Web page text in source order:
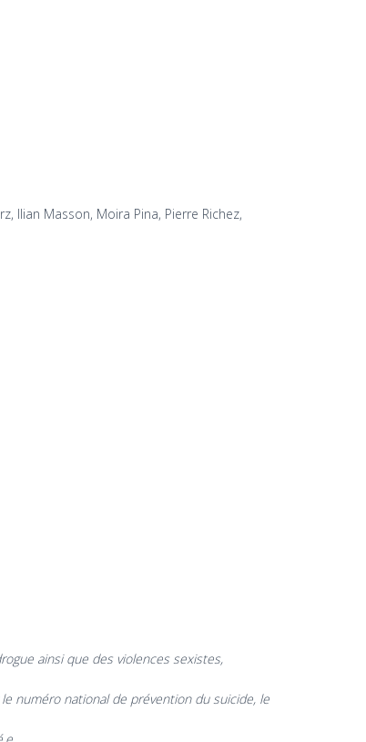
Ilian Masson, Moira Pina, Pierre Richez,
ainsi que des violences sexistes,
numéro national de prévention du suicide, le